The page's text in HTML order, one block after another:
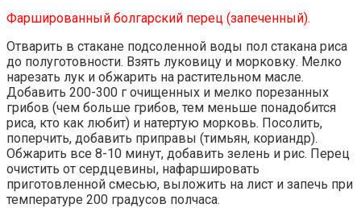
Фаршированный болгарский перец (запеченный).
Отварить в стакане подсоленной воды пол стакана риса
до полуготовности. Взять луковицу и морковку. Мелко
нарезать лук и обжарить на растительном масле.
Добавить 200-300 г очищенных и мелко порезанных
грибов (чем больше грибов, тем меньше понадобится
риса, кто как любит) и натертую морковь. Посолить,
поперчить, добавить приправы (тимьян, кориандр).
Обжарить все 8-10 минут, добавить зелень и рис. Перец
очистить от сердцевины, нафаршировать
приготовленной смесью, выложить на лист и запечь при
температуре 200 градусов полчаса.